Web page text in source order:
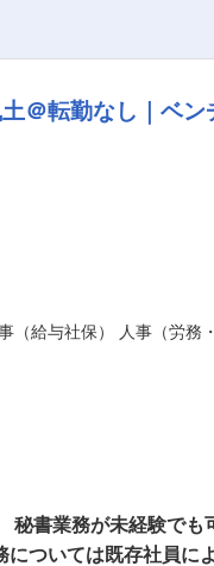
＠転勤なし｜ベン
（給与社保） 人事（労務
トラブルや複数の決裁
秘書業務が未経験で
いては既存社員による